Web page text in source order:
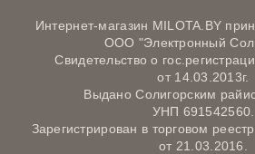
Интернет-магазин MILOTA.BY
ООО "Электронный
Свидетельство о
от 14.03.2013г.
Выдано Солигорским
УНП 691542560.
Зарегистрирован в торговом
от 21.03.2016.